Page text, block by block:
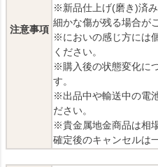
注意事項
※新品仕上げ(磨き)済
細かな傷が残る場合が
※においの感じ方には
ください。
※購入後の状態変化に
す。
※出品中や輸送中の電
ださい。
※貴金属地金商品は相
確定後のキャンセルは